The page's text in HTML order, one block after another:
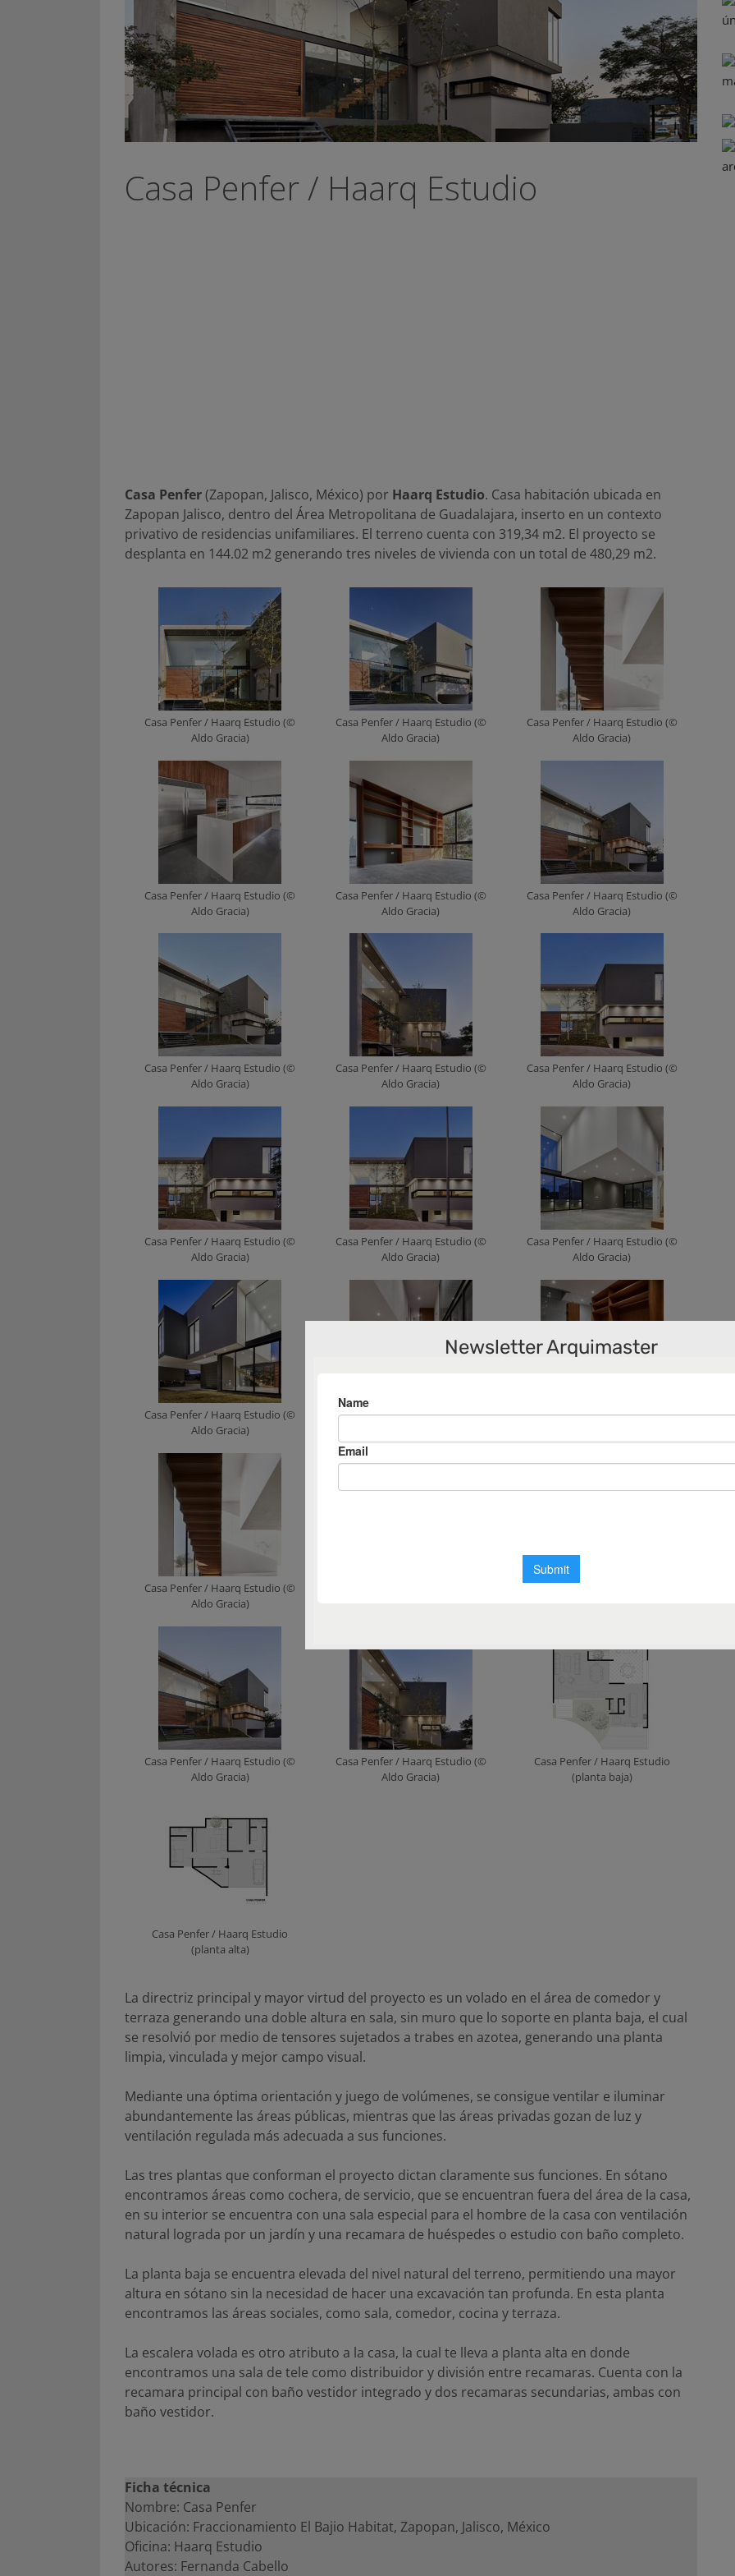
Casa Penfer / Haarq Estudio
Casa Penfer(Zapopan, Jalisco, México) por Haarq Estudio. Casa habitación ubicada en
Zapopan Jalisco, dentro del Área Metropolitana de Guadalajara, inserto en un contexto
privativo de residencias unifamiliares. El terreno cuenta con 319,34 m2. El proyecto se
desplanta en 144.02 m2 generando tres niveles de vivienda con un total de 480,29 m2.
Casa Penfer / Haarq Estudio (©
Aldo Gracia)
Casa Penfer / Haarq Estudio (©
Aldo Gracia)
Casa Penfer / Haarq Estudio (©
Aldo Gracia)
Casa Penfer / Haarq Estudio (©
Aldo Gracia)
Casa Penfer / Haarq Estudio (©
Aldo Gracia)
Casa Penfer / Haarq Estudio (©
Aldo Gracia)
Casa Penfer / Haarq Estudio (©
Aldo Gracia)
Casa Penfer / Haarq Estudio (©
Aldo Gracia)
Casa Penfer / Haarq Estudio (©
Aldo Gracia)
Casa Penfer / Haarq Estudio (©
Aldo Gracia)
Casa Penfer / Haarq Estudio (©
Aldo Gracia)
Casa Penfer / Haarq Estudio (©
Aldo Gracia)
Casa Penfer / Haarq Estudio (©
Aldo Gracia)
Casa Penfer / Haarq Estudio (©
Casa Penfer / Haarq Estudio (©
Casa Penfer / Haarq Estudio (©
Aldo Gracia)
Casa Penfer / Haarq Estudio (©
Casa Penfer / Haarq Estudio (©
Aldo Gracia)
Casa Penfer / Haarq Estudio (©
Aldo Gracia)
Casa Penfer / Haarq Estudio
(planta baja)
Casa Penfer / Haarq Estudio
(planta alta)
La directriz principal y mayor virtud del proyecto es un volado en el área de comedor y
terraza generando una doble altura en sala, sin muro que lo soporte en planta baja, el cual
se resolvió por medio de tensores sujetados a trabes en azotea, generando una planta
limpia, vinculada y mejor campo visual.
Mediante una óptima orientación y juego de volúmenes, se consigue ventilar e iluminar
abundantemente las áreas públicas, mientras que las áreas privadas gozan de luz y
ventilación regulada más adecuada a sus funciones.
Las tres plantas que conforman el proyecto dictan claramente sus funciones. En sótano
encontramos áreas como cochera, de servicio, que se encuentran fuera del área de la casa,
en su interior se encuentra con una sala especial para el hombre de la casa con ventilación
natural lograda por un jardín y una recamara de huéspedes o estudio con baño completo.
La planta baja se encuentra elevada del nivel natural del terreno, permitiendo una mayor
altura en sótano sin la necesidad de hacer una excavación tan profunda. En esta planta
encontramos las áreas sociales, como sala, comedor, cocina y terraza.
La escalera volada es otro atributo a la casa, la cual te lleva a planta alta en donde
encontramos una sala de tele como distribuidor y división entre recamaras. Cuenta con la
recamara principal con baño vestidor integrado y dos recamaras secundarias, ambas con
baño vestidor.
Ficha técnica
Nombre: Casa Penfer
Ubicación: Fraccionamiento El Bajio Habitat, Zapopan, Jalisco, México
Oficina: Haarq Estudio
Autores: Fernanda Cabello
Newsletter Arquimaster